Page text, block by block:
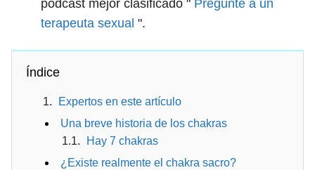
podcast mejor clasificado " Pregunte a un
terapeuta sexual ".
Índice
Expertos en este artículo
Una breve historia de los chakras
Hay 7 chakras
¿Existe realmente el chakra sacro?